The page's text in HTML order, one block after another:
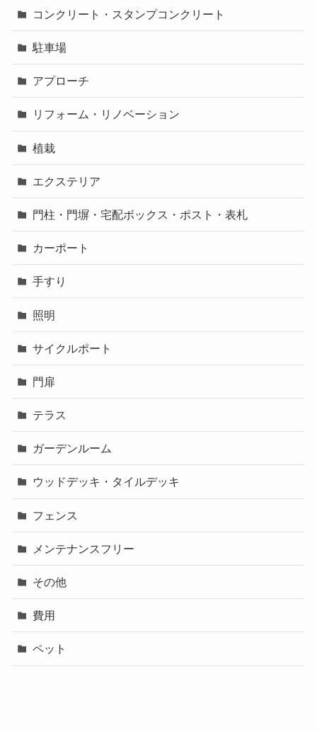
コンクリート・スタンプコンクリート
駐車場
アプローチ
リフォーム・リノベーション
植栽
エクステリア
門柱・門塀・宅配ボックス・ポスト・表札
カーポート
手すり
照明
サイクルポート
門扉
テラス
ガーデンルーム
ウッドデッキ・タイルデッキ
フェンス
メンテナンスフリー
その他
費用
ペット